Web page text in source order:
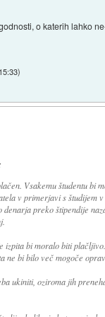
o katerih lahko
)
Vsakemu študentu bi
v primerjavi s študijem
preko štipendije
izpita bi moralo biti
ne bi bilo več mogoče
ukiniti, oziroma jih